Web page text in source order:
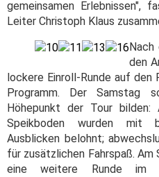
gemeinsamen Erlebnissen",
Leiter Christoph Klaus
den
lockere Einroll-Runde auf
Programm. Der Samstag
Höhepunkt der Tour bilden:
Speikboden wurden mit
Ausblicken belohnt;
für zusätzlichen Fahrspaß.
eine weitere Runde im